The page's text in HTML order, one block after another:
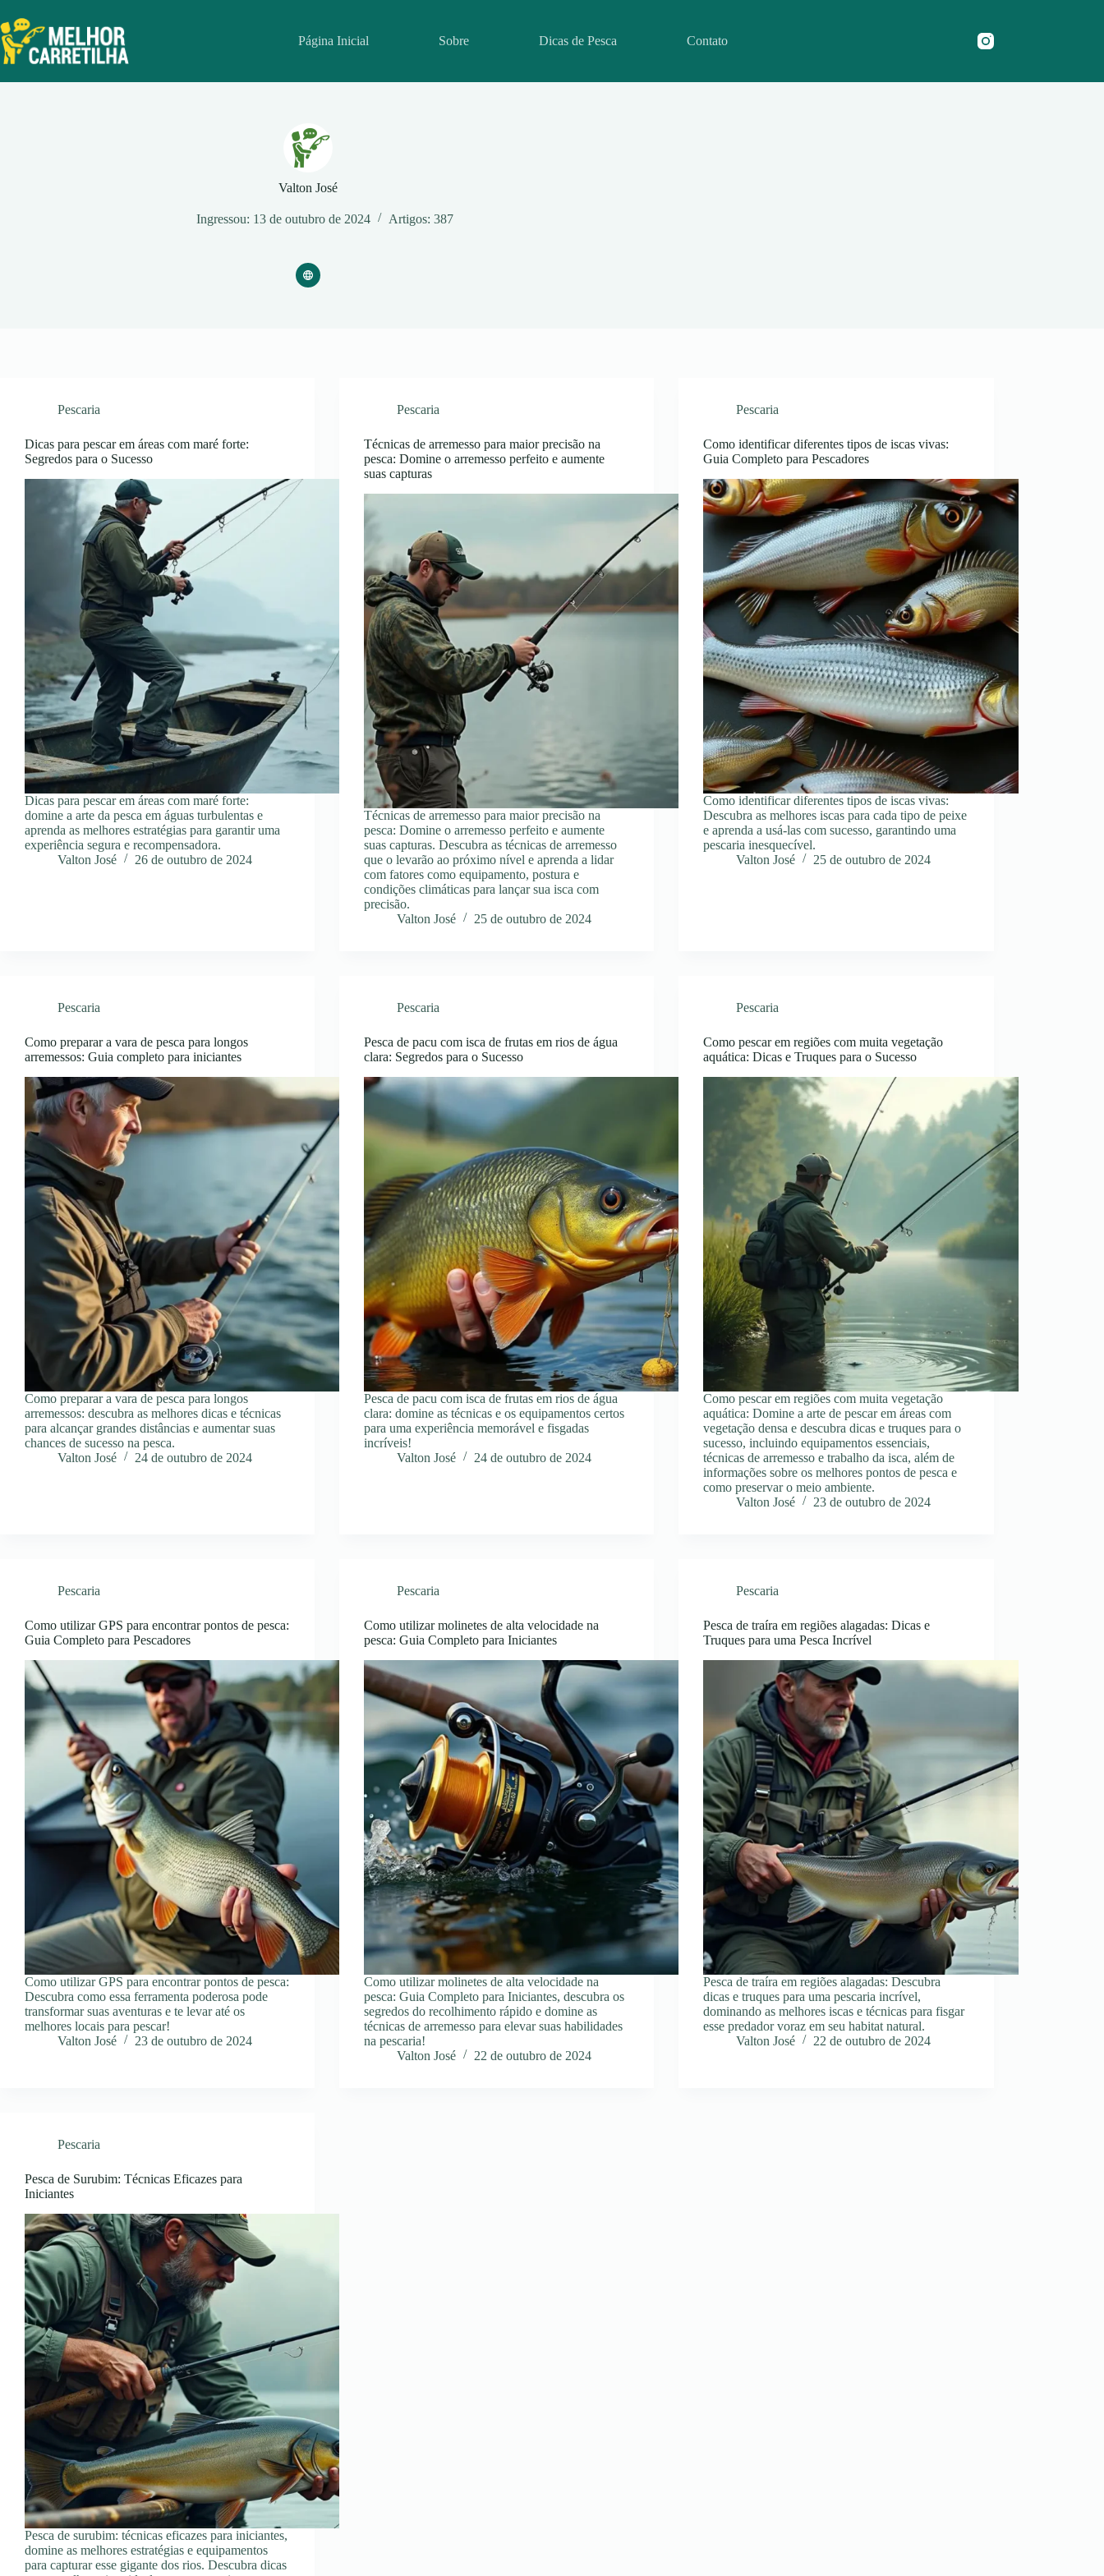
para
o
conteúdo
Página Inicial Sobre Dicas de Pesca Contato
Valton José
Ingressou: 13 de outubro de 2024 Artigos: 387
Pescaria
Dicas para pescar em áreas com maré forte:
Segredos para o Sucesso
Dicas para pescar em áreas com maré forte:
domine a arte da pesca em águas turbulentas e
aprenda as melhores estratégias para garantir uma
experiência segura e recompensadora.
Valton José
26 de outubro de 2024
Pescaria
Técnicas de arremesso para maior precisão na
pesca: Domine o arremesso perfeito e aumente
suas capturas
Técnicas de arremesso para maior precisão na
pesca: Domine o arremesso perfeito e aumente
suas capturas. Descubra as técnicas de arremesso
que o levarão ao próximo nível e aprenda a lidar
com fatores como equipamento, postura e
condições climáticas para lançar sua isca com
precisão.
Valton José
25 de outubro de 2024
Pescaria
Como identificar diferentes tipos de iscas vivas:
Guia Completo para Pescadores
Como identificar diferentes tipos de iscas vivas:
Descubra as melhores iscas para cada tipo de peixe
e aprenda a usá-las com sucesso, garantindo uma
pescaria inesquecível.
Valton José
25 de outubro de 2024
Pescaria
Como preparar a vara de pesca para longos
arremessos: Guia completo para iniciantes
Como preparar a vara de pesca para longos
arremessos: descubra as melhores dicas e técnicas
para alcançar grandes distâncias e aumentar suas
chances de sucesso na pesca.
Valton José
24 de outubro de 2024
Pescaria
Pesca de pacu com isca de frutas em rios de água
clara: Segredos para o Sucesso
Pesca de pacu com isca de frutas em rios de água
clara: domine as técnicas e os equipamentos certos
para uma experiência memorável e fisgadas
incríveis!
Valton José
24 de outubro de 2024
Pescaria
Como pescar em regiões com muita vegetação
aquática: Dicas e Truques para o Sucesso
Como pescar em regiões com muita vegetação
aquática: Domine a arte de pescar em áreas com
vegetação densa e descubra dicas e truques para o
sucesso, incluindo equipamentos essenciais,
técnicas de arremesso e trabalho da isca, além de
informações sobre os melhores pontos de pesca e
como preservar o meio ambiente.
Valton José
23 de outubro de 2024
Pescaria
Como utilizar GPS para encontrar pontos de pesca:
Guia Completo para Pescadores
Como utilizar GPS para encontrar pontos de pesca:
Descubra como essa ferramenta poderosa pode
transformar suas aventuras e te levar até os
melhores locais para pescar!
Valton José
23 de outubro de 2024
Pescaria
Como utilizar molinetes de alta velocidade na
pesca: Guia Completo para Iniciantes
Como utilizar molinetes de alta velocidade na
pesca: Guia Completo para Iniciantes, descubra os
segredos do recolhimento rápido e domine as
técnicas de arremesso para elevar suas habilidades
na pescaria!
Valton José
22 de outubro de 2024
Pescaria
Pesca de traíra em regiões alagadas: Dicas e
Truques para uma Pesca Incrível
Pesca de traíra em regiões alagadas: Descubra
dicas e truques para uma pescaria incrível,
dominando as melhores iscas e técnicas para fisgar
esse predador voraz em seu habitat natural.
Valton José
22 de outubro de 2024
Pescaria
Pesca de Surubim: Técnicas Eficazes para
Iniciantes
Pesca de surubim: técnicas eficazes para iniciantes,
domine as melhores estratégias e equipamentos
para capturar esse gigante dos rios. Descubra dicas